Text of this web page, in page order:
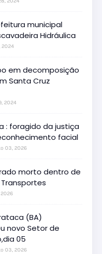
municipal
Hidráulica
2024
em decomposição
Santa Cruz
2024
: foragido da justiça
facial
03, 2026
morto dentro de
(BA)
novo Setor de
05
03, 2026